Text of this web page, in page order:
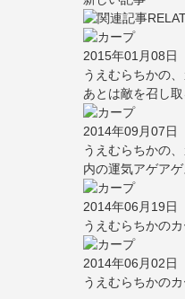
2015年01月08日
うえむらちかの
あとは敵を召し
2014年09月07日
うえむらちかの
内の運気アゲア
2014年06月19日
うえむらちかの
2014年06月02日
うえむらちかの